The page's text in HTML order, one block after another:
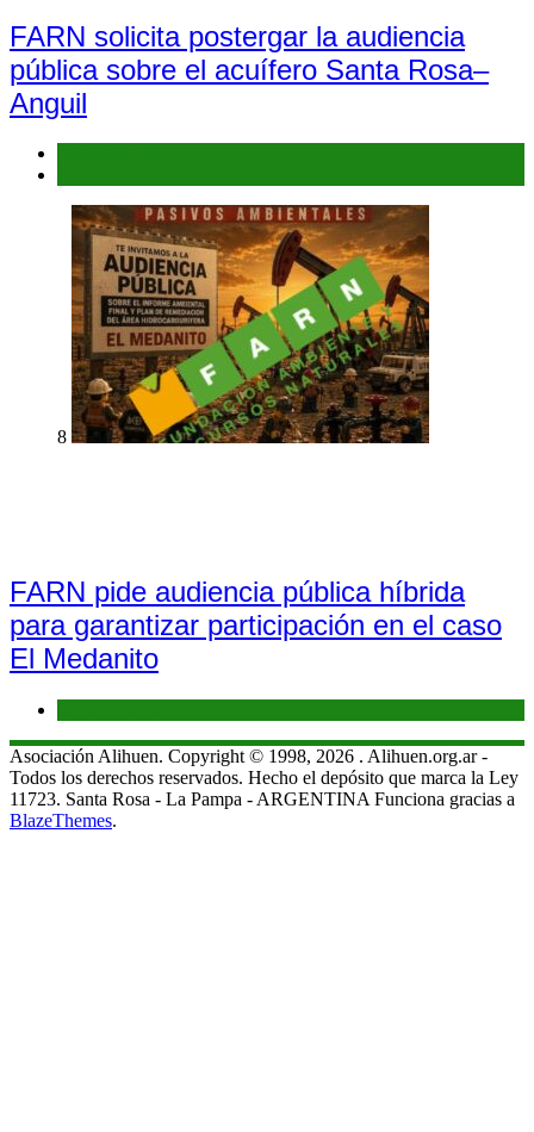
FARN solicita postergar la audiencia
pública sobre el acuífero Santa Rosa–
Anguil
8
FARN pide audiencia pública híbrida
para garantizar participación en el caso
El Medanito
Asociación Alihuen. Copyright © 1998, 2026 . Alihuen.org.ar -
Todos los derechos reservados. Hecho el depósito que marca la Ley
11723. Santa Rosa - La Pampa - ARGENTINA Funciona gracias a
BlazeThemes.